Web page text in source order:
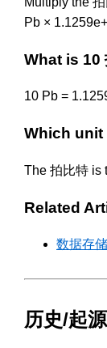
Pb ×
What is 10
10 Pb =
Which unit
The 拍比特 is
Related
数据存
历史/起